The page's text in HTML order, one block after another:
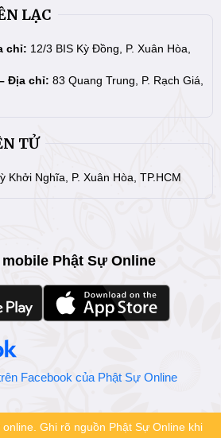
LẠC
chỉ: 12/3 BIS Kỳ Đồng, P. Xuân Hòa,
Địa chỉ: 83 Quang Trung, P. Rạch Giá,
TỬ
Khởi Nghĩa, P. Xuân Hòa, TP.HCM
Phật Sự Online
Facebook của Phật Sự Online
Ghi rõ nguồn Phật Sự Online khi